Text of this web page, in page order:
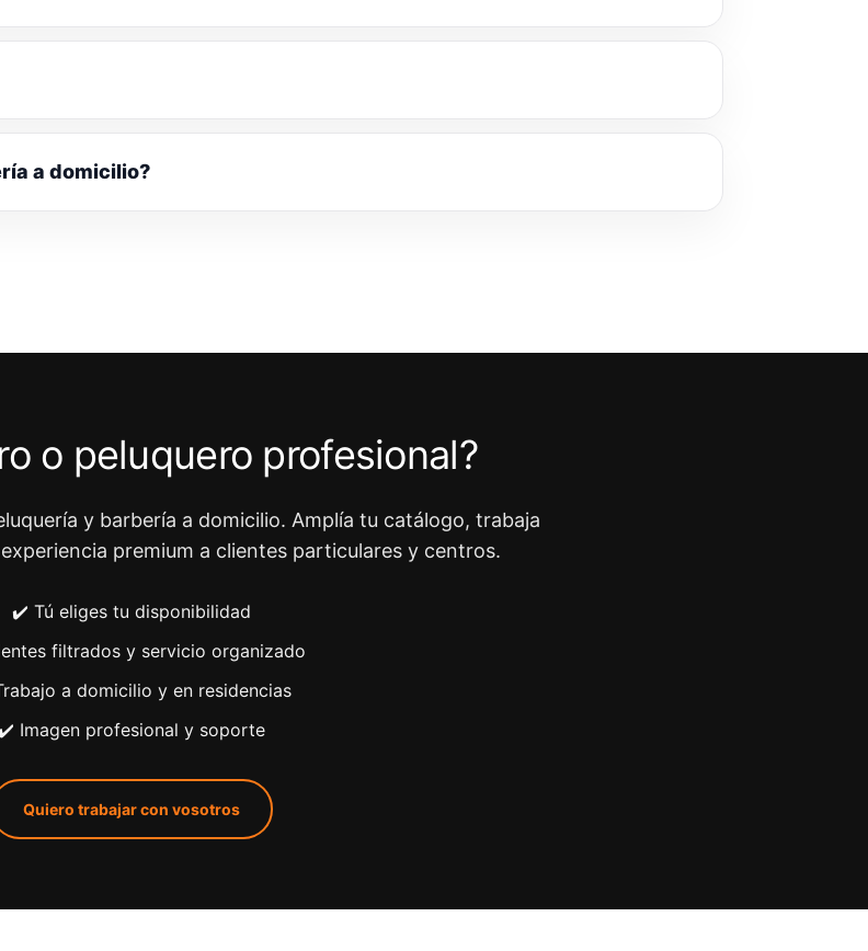
a domicilio?
o peluquero profesional?
y barbería a domicilio. Amplía tu catálogo, trabaja
premium a clientes particulares y centros.
✔️ Tú eliges tu disponibilidad
filtrados y servicio organizado
a domicilio y en residencias
Imagen profesional y soporte
Quiero trabajar con vosotros